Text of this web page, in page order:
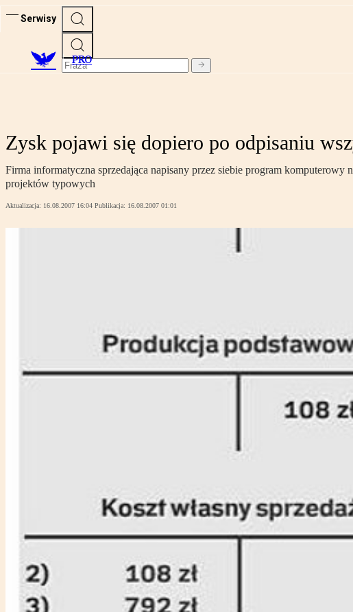
Serwisy
PRO
Zysk pojawi się dopiero po odpisaniu
Firma informatyczna sprzedająca napisany przez siebie program
projektów typowych
Aktualizacja: 16.08.2007 16:04 Publikacja: 16.08.2007 01:01